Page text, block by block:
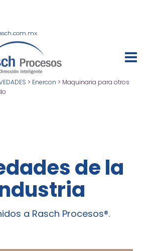
> Enercon > Maquinaria para otros
de la
a Rasch Procesos®.